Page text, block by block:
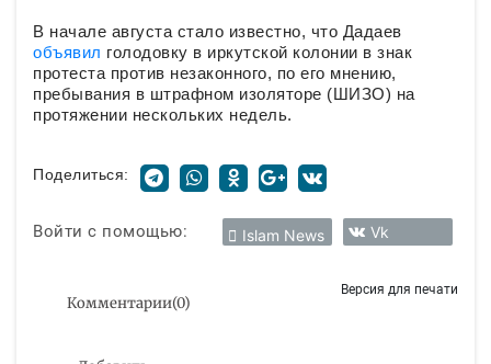
В начале августа стало известно, что Дадаев
объявил голодовку в иркутской колонии в знак
протеста против незаконного, по его мнению,
пребывания в штрафном изоляторе (ШИЗО) на
протяжении нескольких недель.
Поделиться:
Войти с помощью: Islam News Vk
Комментарии(0)
Версия для печати